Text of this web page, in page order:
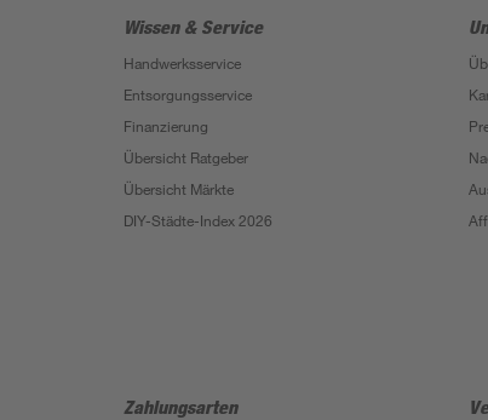
Wissen & Service
Handwerksservice
Entsorgungsservice
Finanzierung
Übersicht Ratgeber
Übersicht Märkte
DIY-Städte-Index 2026
Zahlungsarten